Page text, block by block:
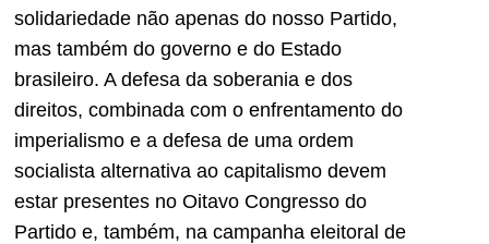
solidariedade não apenas do nosso Partido,
mas também do governo e do Estado
brasileiro. A defesa da soberania e dos
direitos, combinada com o enfrentamento do
imperialismo e a defesa de uma ordem
socialista alternativa ao capitalismo devem
estar presentes no Oitavo Congresso do
Partido e, também, na campanha eleitoral de